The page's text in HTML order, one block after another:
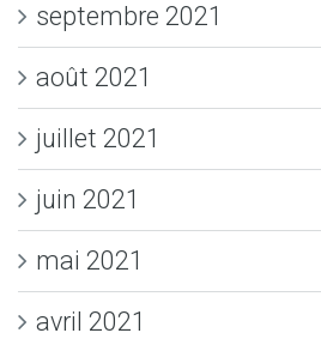
septembre 2021
août 2021
juillet 2021
juin 2021
mai 2021
avril 2021